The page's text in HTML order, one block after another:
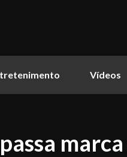
Vídeos
marca